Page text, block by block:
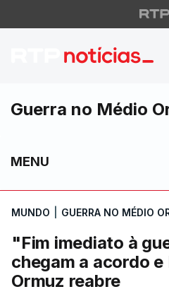
"Fim
Guerra no Médio
MENU
MUNDO GUERRA NO MÉDIO
"Fim imediato à
chegam a acordo
Ormuz reabre